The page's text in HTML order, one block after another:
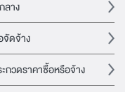
ลาง
ดจ้าง
ะกวดราคาซื้อหรือจ้าง